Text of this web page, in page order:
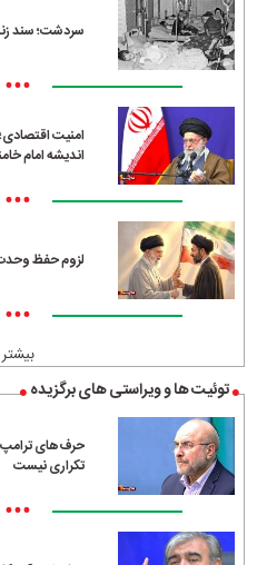
سردشت؛ سند
•••
امنیت
اندیشه امام
•••
لزوم حفظ وحدت
•••
بیشتر
توئیت ها و ویراستی های برگزیده
حرف‌های ترامپ
تکراری نیست
•••